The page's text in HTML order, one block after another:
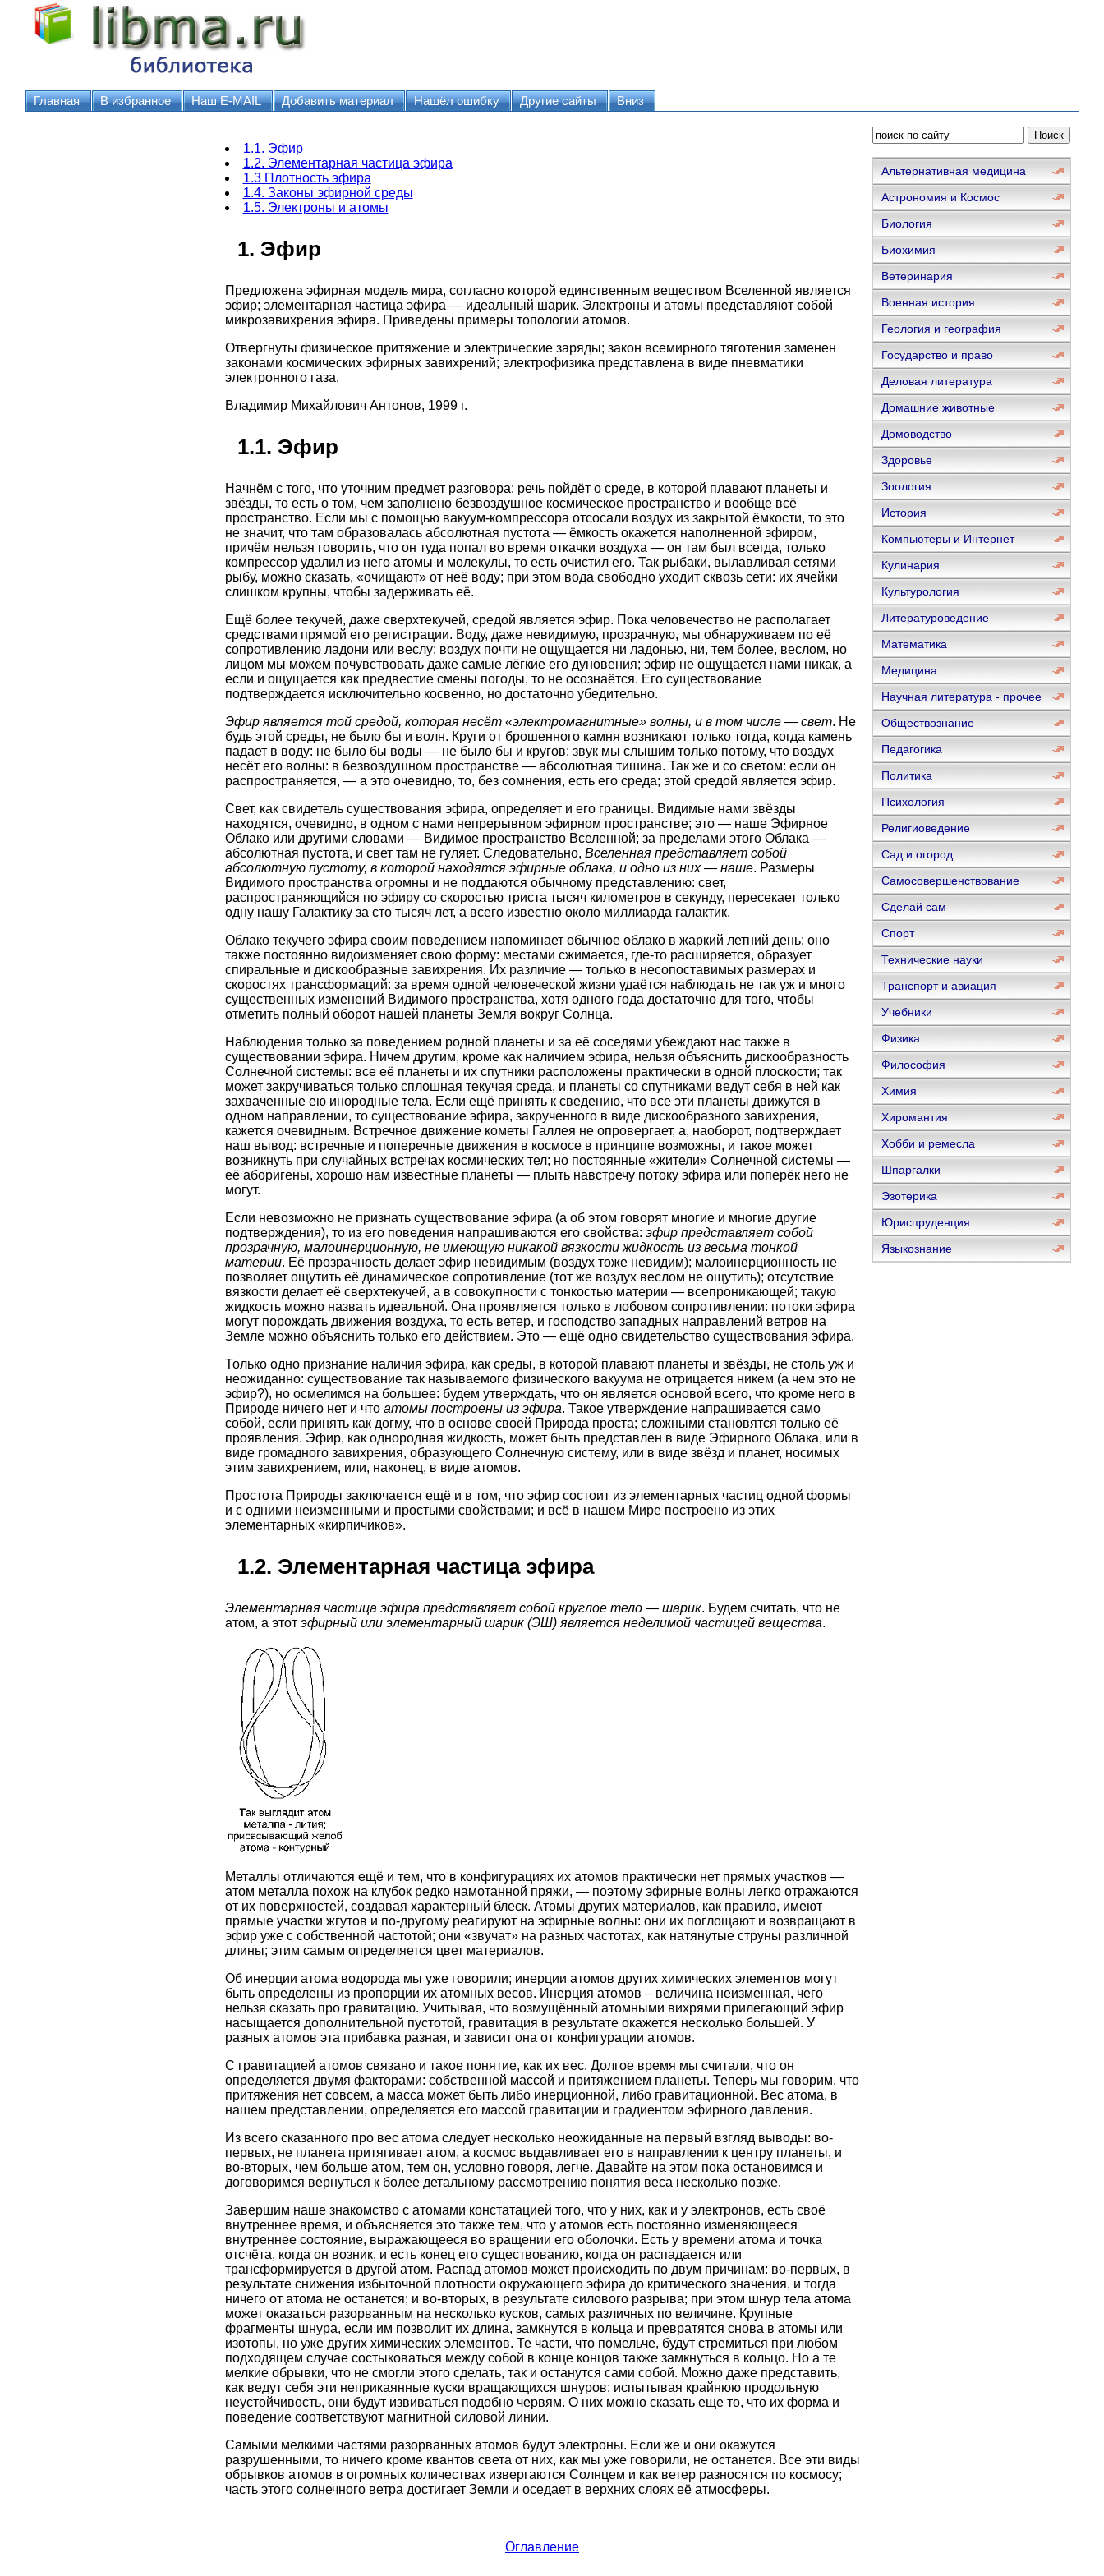
Главная В избранное Наш E-MAIL Добавить материал Нашёл ошибку Другие сайты Вниз
1.1. Эфир
1.2. Элементарная частица эфира
1.3 Плотность эфира
1.4. Законы эфирной среды
1.5. Электроны и атомы
1. Эфир
Предложена эфирная модель мира, согласно которой единственным веществом Вселенной является
эфир; элементарная частица эфира — идеальный шарик. Электроны и атомы представляют собой
микрозавихрения эфира. Приведены примеры топологии атомов.
Отвергнуты физическое притяжение и электрические заряды; закон всемирного тяготения заменен
законами космических эфирных завихрений; электрофизика представлена в виде пневматики
электронного газа.
Владимир Михайлович Антонов, 1999 г.
1.1. Эфир
Начнём с того, что уточним предмет разговора: речь пойдёт о среде, в которой плавают планеты и
звёзды, то есть о том, чем заполнено безвоздушное космическое пространство и вообще всё
пространство. Если мы с помощью вакуум-компрессора отсосали воздух из закрытой ёмкости, то это
не значит, что там образовалась абсолютная пустота — ёмкость окажется наполненной эфиром,
причём нельзя говорить, что он туда попал во время откачки воздуха — он там был всегда, только
компрессор удалил из него атомы и молекулы, то есть очистил его. Так рыбаки, вылавливая сетями
рыбу, можно сказать, «очищают» от неё воду; при этом вода свободно уходит сквозь сети: их ячейки
слишком крупны, чтобы задерживать её.
Ещё более текучей, даже сверхтекучей, средой является эфир. Пока человечество не располагает
средствами прямой его регистрации. Воду, даже невидимую, прозрачную, мы обнаруживаем по её
сопротивлению ладони или веслу; воздух почти не ощущается ни ладонью, ни, тем более, веслом, но
лицом мы можем почувствовать даже самые лёгкие его дуновения; эфир не ощущается нами никак, а
если и ощущается как предвестие смены погоды, то не осознаётся. Его существование
подтверждается исключительно косвенно, но достаточно убедительно.
Эфир является той средой, которая несёт «электромагнитные» волны, и в том числе — свет. Не
будь этой среды, не было бы и волн. Круги от брошенного камня возникают только тогда, когда камень
падает в воду: не было бы воды — не было бы и кругов; звук мы слышим только потому, что воздух
несёт его волны: в безвоздушном пространстве — абсолютная тишина. Так же и со светом: если он
распространяется, — а это очевидно, то, без сомнения, есть его среда; этой средой является эфир.
Свет, как свидетель существования эфира, определяет и его границы. Видимые нами звёзды
находятся, очевидно, в одном с нами непрерывном эфирном пространстве; это — наше Эфирное
Облако или другими словами — Видимое пространство Вселенной; за пределами этого Облака —
абсолютная пустота, и свет там не гуляет. Следовательно, Вселенная представляет собой
абсолютную пустоту, в которой находятся эфирные облака, и одно из них — наше. Размеры
Видимого пространства огромны и не поддаются обычному представлению: свет,
распространяющийся по эфиру со скоростью триста тысяч километров в секунду, пересекает только
одну нашу Галактику за сто тысяч лет, а всего известно около миллиарда галактик.
Облако текучего эфира своим поведением напоминает обычное облако в жаркий летний день: оно
также постоянно видоизменяет свою форму: местами сжимается, где-то расширяется, образует
спиральные и дискообразные завихрения. Их различие — только в несопоставимых размерах и
скоростях трансформаций: за время одной человеческой жизни удаётся наблюдать не так уж и много
существенных изменений Видимого пространства, хотя одного года достаточно для того, чтобы
отметить полный оборот нашей планеты Земля вокруг Солнца.
Наблюдения только за поведением родной планеты и за её соседями убеждают нас также в
существовании эфира. Ничем другим, кроме как наличием эфира, нельзя объяснить дискообразность
Солнечной системы: все её планеты и их спутники расположены практически в одной плоскости; так
может закручиваться только сплошная текучая среда, и планеты со спутниками ведут себя в ней как
захваченные ею инородные тела. Если ещё принять к сведению, что все эти планеты движутся в
одном направлении, то существование эфира, закрученного в виде дискообразного завихрения,
кажется очевидным. Встречное движение кометы Галлея не опровергает, а, наоборот, подтверждает
наш вывод: встречные и поперечные движения в космосе в принципе возможны, и такое может
возникнуть при случайных встречах космических тел; но постоянные «жители» Солнечной системы —
её аборигены, хорошо нам известные планеты — плыть навстречу потоку эфира или поперёк него не
могут.
Если невозможно не признать существование эфира (а об этом говорят многие и многие другие
подтверждения), то из его поведения напрашиваются его свойства: эфир представляет собой
прозрачную, малоинерционную, не имеющую никакой вязкости жидкость из весьма тонкой
материи. Её прозрачность делает эфир невидимым (воздух тоже невидим); малоинерционность не
позволяет ощутить её динамическое сопротивление (тот же воздух веслом не ощутить); отсутствие
вязкости делает её сверхтекучей, а в совокупности с тонкостью материи — всепроникающей; такую
жидкость можно назвать идеальной. Она проявляется только в лобовом сопротивлении: потоки эфира
могут порождать движения воздуха, то есть ветер, и господство западных направлений ветров на
Земле можно объяснить только его действием. Это — ещё одно свидетельство существования эфира.
Только одно признание наличия эфира, как среды, в которой плавают планеты и звёзды, не столь уж и
неожиданно: существование так называемого физического вакуума не отрицается никем (а чем это не
эфир?), но осмелимся на большее: будем утверждать, что он является основой всего, что кроме него в
Природе ничего нет и что атомы построены из эфира. Такое утверждение напрашивается само
собой, если принять как догму, что в основе своей Природа проста; сложными становятся только её
проявления. Эфир, как однородная жидкость, может быть представлен в виде Эфирного Облака, или в
виде громадного завихрения, образующего Солнечную систему, или в виде звёзд и планет, носимых
этим завихрением, или, наконец, в виде атомов.
Простота Природы заключается ещё и в том, что эфир состоит из элементарных частиц одной формы
и с одними неизменными и простыми свойствами; и всё в нашем Мире построено из этих
элементарных «кирпичиков».
1.2. Элементарная частица эфира
Элементарная частица эфира представляет собой круглое тело — шарик. Будем считать, что не
атом, а этот эфирный или элементарный шарик (ЭШ) является неделимой частицей вещества.
Металлы отличаются ещё и тем, что в конфигурациях их атомов практически нет прямых участков —
атом металла похож на клубок редко намотанной пряжи, — поэтому эфирные волны легко отражаются
от их поверхностей, создавая характерный блеск. Атомы других материалов, как правило, имеют
прямые участки жгутов и по-другому реагируют на эфирные волны: они их поглощают и возвращают в
эфир уже с собственной частотой; они «звучат» на разных частотах, как натянутые струны различной
длины; этим самым определяется цвет материалов.
Об инерции атома водорода мы уже говорили; инерции атомов других химических элементов могут
быть определены из пропорции их атомных весов. Инерция атомов – величина неизменная, чего
нельзя сказать про гравитацию. Учитывая, что возмущённый атомными вихрями прилегающий эфир
насыщается дополнительной пустотой, гравитация в результате окажется несколько большей. У
разных атомов эта прибавка разная, и зависит она от конфигурации атомов.
С гравитацией атомов связано и такое понятие, как их вес. Долгое время мы считали, что он
определяется двумя факторами: собственной массой и притяжением планеты. Теперь мы говорим, что
притяжения нет совсем, а масса может быть либо инерционной, либо гравитационной. Вес атома, в
нашем представлении, определяется его массой гравитации и градиентом эфирного давления.
Из всего сказанного про вес атома следует несколько неожиданные на первый взгляд выводы: во-
первых, не планета притягивает атом, а космос выдавливает его в направлении к центру планеты, и
во-вторых, чем больше атом, тем он, условно говоря, легче. Давайте на этом пока остановимся и
договоримся вернуться к более детальному рассмотрению понятия веса несколько позже.
Завершим наше знакомство с атомами констатацией того, что у них, как и у электронов, есть своё
внутреннее время, и объясняется это также тем, что у атомов есть постоянно изменяющееся
внутреннее состояние, выражающееся во вращении его оболочки. Есть у времени атома и точка
отсчёта, когда он возник, и есть конец его существованию, когда он распадается или
трансформируется в другой атом. Распад атомов может происходить по двум причинам: во-первых, в
результате снижения избыточной плотности окружающего эфира до критического значения, и тогда
ничего от атома не останется; и во-вторых, в результате силового разрыва; при этом шнур тела атома
может оказаться разорванным на несколько кусков, самых различных по величине. Крупные
фрагменты шнура, если им позволит их длина, замкнутся в кольца и превратятся снова в атомы или
изотопы, но уже других химических элементов. Те части, что помельче, будут стремиться при любом
подходящем случае состыковаться между собой в конце концов также замкнуться в кольцо. Но а те
мелкие обрывки, что не смогли этого сделать, так и останутся сами собой. Можно даже представить,
как ведут себя эти неприкаянные куски вращающихся шнуров: испытывая крайнюю продольную
неустойчивость, они будут извиваться подобно червям. О них можно сказать еще то, что их форма и
поведение соответствуют магнитной силовой линии.
Самыми мелкими частями разорванных атомов будут электроны. Если же и они окажутся
разрушенными, то ничего кроме квантов света от них, как мы уже говорили, не останется. Все эти виды
обрывков атомов в огромных количествах извергаются Солнцем и как ветер разносятся по космосу;
часть этого солнечного ветра достигает Земли и оседает в верхних слоях её атмосферы.
Оглавление
Альтернативная медицина
Астрономия и Космос
Биология
Биохимия
Ветеринария
Военная история
Геология и география
Государство и право
Деловая литература
Домашние животные
Домоводство
Здоровье
Зоология
История
Компьютеры и Интернет
Кулинария
Культурология
Литературоведение
Математика
Медицина
Научная литература - прочее
Обществознание
Педагогика
Политика
Психология
Религиоведение
Сад и огород
Самосовершенствование
Сделай сам
Спорт
Технические науки
Транспорт и авиация
Учебники
Физика
Философия
Химия
Хиромантия
Хобби и ремесла
Шпаргалки
Эзотерика
Юриспруденция
Языкознание